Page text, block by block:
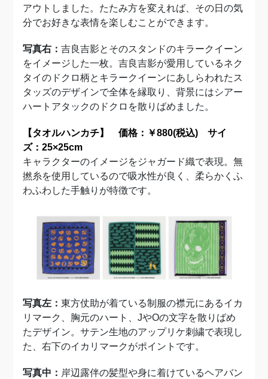
アウトしました。たたみ方を変えれば、その日の気
分でお好きな表情を楽しむことができます。
写真右：吉良吉影とそのスタンドのキラークイーン
をイメージした一枚。吉良吉影が愛用しているネク
タイのドクロ柄とキラークイーンにあしらわれたス
タッズのデザインで全体を縁取り、背景にはシアー
ハートアタックのドクロを散りばめました。
【タオルハンカチ】 価格：￥880(税込) サイ
ズ：25×25cm
キャラクターのイメージをジャガード織で表現。無
撚糸を使用しているので吸水性が良く、柔らかくふ
わふわした手触りが特徴です。
写真左：東方仗助が着ている制服の襟元にあるイカ
リマーク、胸元のハート、JやOの文字を散りばめ
たデザイン。サテン生地のアップリケ刺繍で表現し
た、右下のイカリマークがポイントです。
写真中： 岸辺露伴の髪型や身に着けているヘアバン